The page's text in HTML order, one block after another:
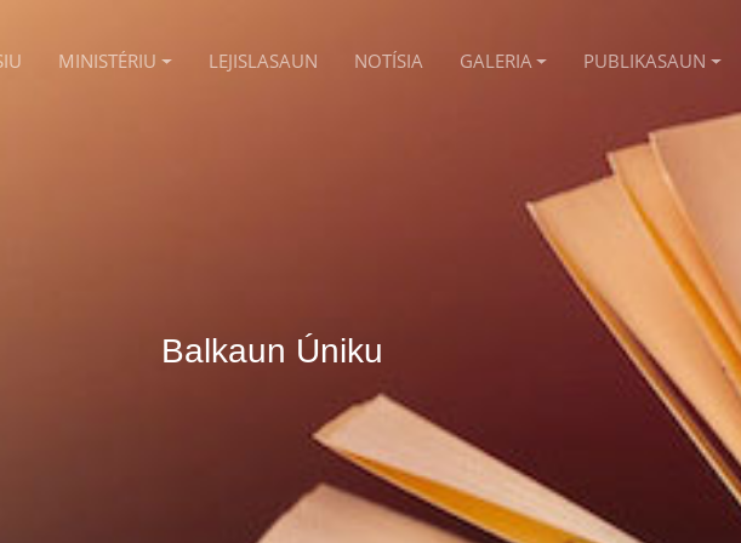
MINISTÉRIU LEJISLASAUN NOTÍSIA GALERIA PUBLIKASAUN
Balkaun Úniku